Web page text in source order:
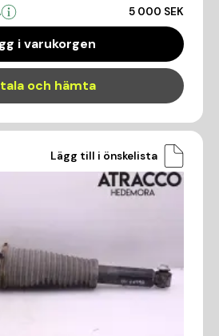
5 000 SEK
i varukorgen
och hämta
Lägg till i önskelista